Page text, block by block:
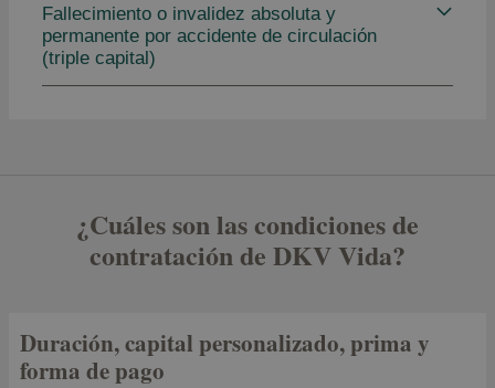
Fallecimiento o invalidez absoluta y
permanente por accidente de circulación
(triple capital)
¿Cuáles son las condiciones de
contratación de DKV Vida?
Duración, capital personalizado, prima y
forma de pago